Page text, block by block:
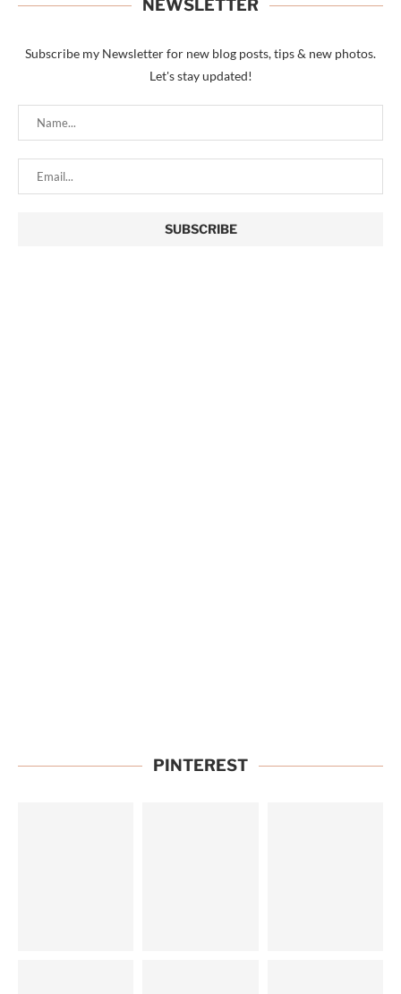
NEWSLETTER
Subscribe my Newsletter for new blog posts, tips & new photos.
Let's stay updated!
PINTEREST